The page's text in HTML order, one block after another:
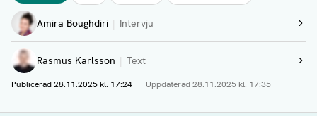
Författare
Amira Boughdiri Intervju
Visa profil
Rasmus Karlsson Text
Visa profil
Publicerad28.11.2025 kl. 17:24 | Uppdaterad28.11.2025 kl. 17:35